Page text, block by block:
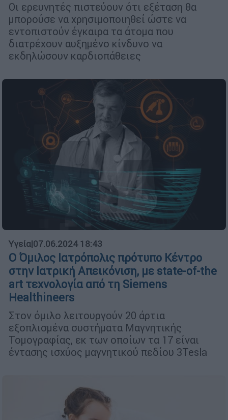
Οι ερευνητές πιστεύουν ότι εξέταση θα
μπορούσε να χρησιμοποιηθεί ώστε να
εντοπιστούν έγκαιρα τα άτομα που
διατρέχουν αυξημένο κίνδυνο να
εκδηλώσουν καρδιοπάθειες
Υγεία|07.06.2024 18:43
Ο Όμιλος Ιατρόπολις πρότυπο Κέντρο
στην Ιατρική Απεικόνιση, με state-of-the
art τεχνολογία από τη Siemens
Healthineers
Στον όμιλο λειτουργούν 20 άρτια
εξοπλισμένα συστήματα Μαγνητικής
Τομογραφίας, εκ των οποίων τα 17 είναι
έντασης ισχύος μαγνητικού πεδίου 3Tesla